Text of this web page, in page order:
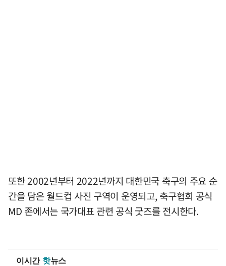
또한 2002년부터 2022년까지 대한민국 축구의 주요 순
간을 담은 월드컵 사진 구역이 운영되고, 축구협회 공식
MD 존에서는 국가대표 관련 공식 굿즈를 전시한다.
이시간 핫뉴스